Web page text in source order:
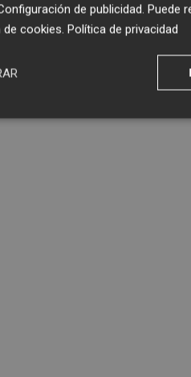
de publicidad. Puede
de cookies. Política de privacidad